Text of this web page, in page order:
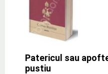
Patericul sau
pustiu